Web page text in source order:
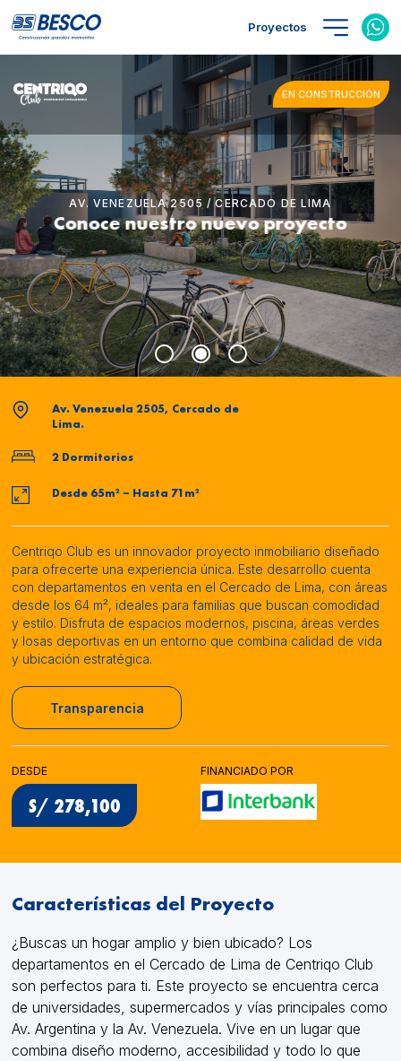
Proyectos
EN CONSTRUCCIÓN
AV. VENEZUELA 2505 / CERCADO DE LIMA
Conoce nuestro nuevo proyecto
Av. Venezuela 2505, Cercado de
Lima.
2 Dormitorios
Desde 65m² – Hasta 71m²
Centriqo Club es un innovador proyecto inmobiliario diseñado
para ofrecerte una experiencia única. Este desarrollo cuenta
con departamentos en venta en el Cercado de Lima, con áreas
desde los 64 m², ideales para familias que buscan comodidad
y estilo. Disfruta de espacios modernos, piscina, áreas verdes
y losas deportivas en un entorno que combina calidad de vida
y ubicación estratégica.
Transparencia
DESDE
S/ 278,100
FINANCIADO POR
Características del Proyecto
¿Buscas un hogar amplio y bien ubicado? Los
departamentos en el Cercado de Lima de Centriqo Club
son perfectos para ti. Este proyecto se encuentra cerca
de universidades, supermercados y vías principales como
Av. Argentina y la Av. Venezuela. Vive en un lugar que
combina diseño moderno, accesibilidad y todo lo que